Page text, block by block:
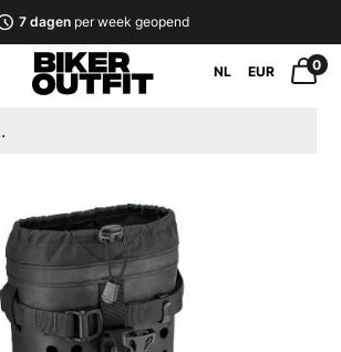
7 dagenper week geopend
NL EUR 0